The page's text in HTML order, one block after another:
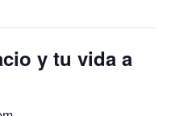
y tu vida a